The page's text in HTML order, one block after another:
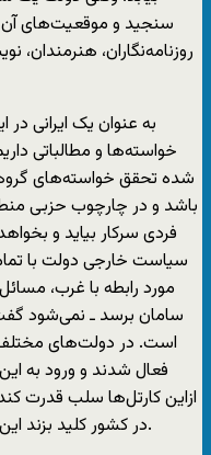
سنجید و موقعیت‌های آن
روزنامه‌نگاران،
به عنوان یک ایرانی
خواسته‌ها و مطالباتی
شده تحقق خواسته‌های
باشد و در چارچوب حزبی
فردی سرکار بیاید و
سیاست خارجی دولت با
مورد رابطه با غرب،
سامان برسد ـ نمی‌شود گفت
است. در دولت‌های
فعال شدند و ورود به
ازاین کارتل‌ها سلب قدرت
در کشور کلید بزند این کارتل‌ها را نیز نخواهد توانست مهار کند.